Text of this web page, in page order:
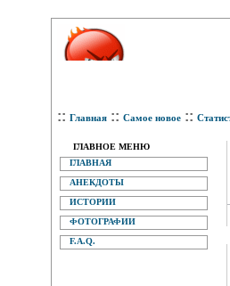
:: Главная :: Самое новое ::
ГЛАВНОЕ МЕНЮ
ГЛАВНАЯ
АНЕКДОТЫ
ИСТОРИИ
ФОТОГРАФИИ
F.A.Q.